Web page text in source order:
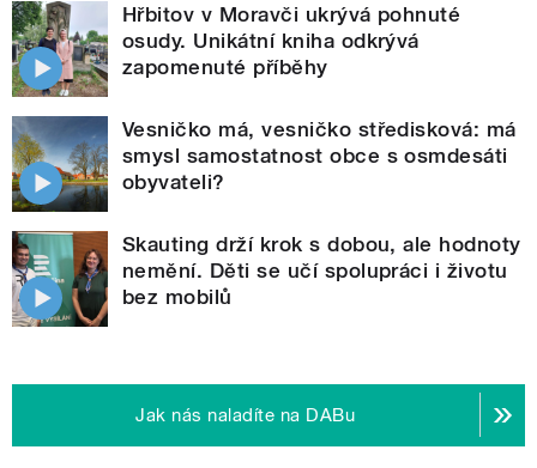
Hřbitov v Moravči ukrývá pohnuté
osudy. Unikátní kniha odkrývá
zapomenuté příběhy
Vesničko má, vesničko středisková: má
smysl samostatnost obce s osmdesáti
obyvateli?
Skauting drží krok s dobou, ale hodnoty
nemění. Děti se učí spolupráci i životu
bez mobilů
Jak nás naladíte na DABu